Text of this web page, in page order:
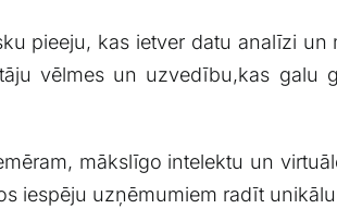
pieeju, kas ietver datu analīzi un
vēlmes un ​uzvedību,kas​ galu
mākslīgo intelektu ‌un‌
iespēju uzņēmumiem radīt